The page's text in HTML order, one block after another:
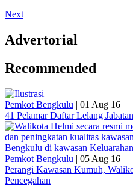
Next
Advertorial
Recommended
Pemkot Bengkulu | 01 Aug 16
41 Pelamar Daftar Lelang Jabatan
Pemkot Bengkulu | 05 Aug 16
Perangi Kawasan Kumuh,
Pencegahan